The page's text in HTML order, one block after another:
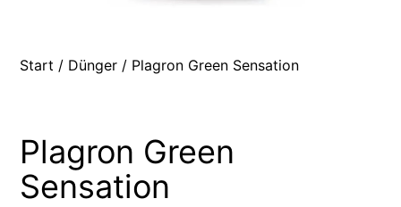
Start / Dünger / Plagron Green Sensation
Plagron Green
Sensation